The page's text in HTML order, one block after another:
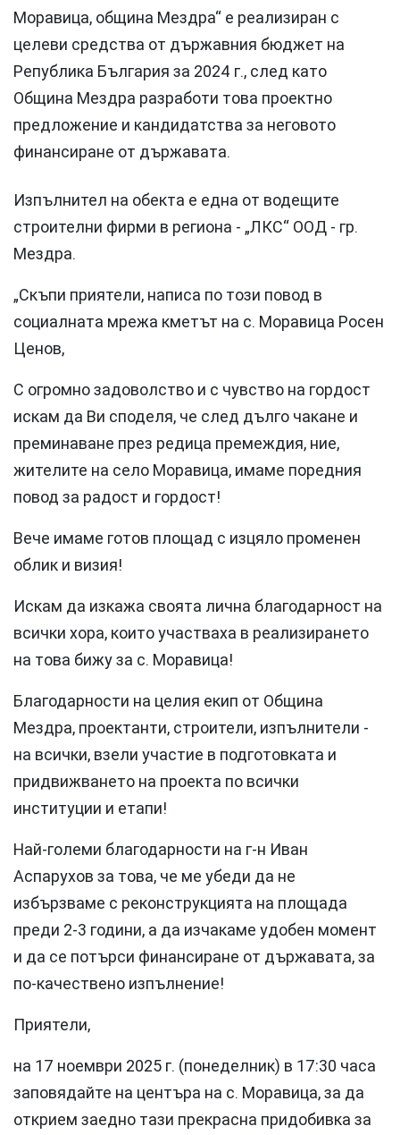
Моравица, община Мездра“ е реализиран с
целеви средства от държавния бюджет на
Република България за 2024 г., след като
Община Мездра разработи това проектно
предложение и кандидатства за неговото
финансиране от държавата.
Изпълнител на обекта е една от водещите
строителни фирми в региона - „ЛКС“ ООД - гр.
Мездра.
„Скъпи приятели, написа по този повод в
социалната мрежа кметът на с. Моравица Росен
Ценов,
С огромно задоволство и с чувство на гордост
искам да Ви споделя, че след дълго чакане и
преминаване през редица премеждия, ние,
жителите на село Моравица, имаме поредния
повод за радост и гордост!
Вече имаме готов площад с изцяло променен
облик и визия!
Искам да изкажа своята лична благодарност на
всички хора, които участваха в реализирането
на това бижу за с. Моравица!
Благодарности на целия екип от Община
Мездра, проектанти, строители, изпълнители -
на всички, взели участие в подготовката и
придвижването на проекта по всички
институции и етапи!
Най-големи благодарности на г-н Иван
Аспарухов за това, че ме убеди да не
избързваме с реконструкцията на площада
преди 2-3 години, а да изчакаме удобен момент
и да се потърси финансиране от държавата, за
по-качествено изпълнение!
Приятели,
на 17 ноември 2025 г. (понеделник) в 17:30 часа
заповядайте на центъра на с. Моравица, за да
открием заедно тази прекрасна придобивка за